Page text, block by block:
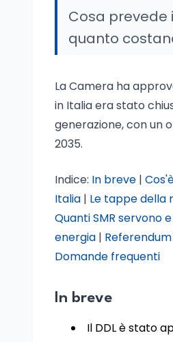
Cosa prevede
quanto
La Camera ha
in Italia era stato
generazione, con un
2035.
Indice: In breve |
Italia | Le tappe della
Quanti SMR servono
energia | Referendum
Domande frequenti
In breve
Il DDL è stato